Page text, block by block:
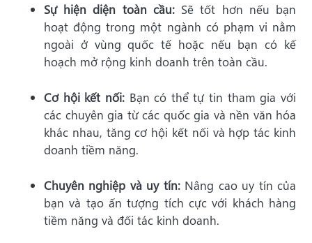
Sự hiện diện toàn cầu:Sẽ tốt hơn nếu bạn
hoạt động trong một ngành có phạm vi nằm
ngoài ở vùng quốc tế hoặc nếu bạn có kế
hoạch mở rộng kinh doanh trên toàn cầu.
Cơ hội kết nối:Bạn có thể tự tin tham gia với
các chuyên gia từ các quốc gia và nền văn hóa
khác nhau, tăng cơ hội kết nối và hợp tác kinh
doanh tiềm năng.
Chuyên nghiệp và uy tín:Nâng cao uy tín của
bạn và tạo ấn tượng tích cực với khách hàng
tiềm năng và đối tác kinh doanh.